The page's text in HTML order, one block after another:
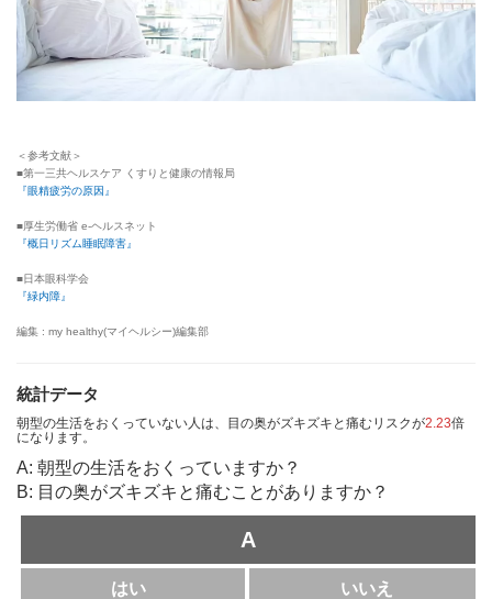
＜参考文献＞
■第一三共ヘルスケア くすりと健康の情報局
『眼精疲労の原因』
■厚生労働省 e-ヘルスネット
『概日リズム睡眠障害』
■日本眼科学会
『緑内障』
編集 : my healthy(マイヘルシー)編集部
統計データ
朝型の生活をおくっていない人は、目の奥がズキズキと痛むリスクが2.23倍
になります。
A: 朝型の生活をおくっていますか？
B: 目の奥がズキズキと痛むことがありますか？
A
はい いいえ